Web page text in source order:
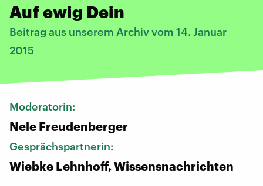
Auf ewig Dein
Beitrag aus unserem Archiv vom 14. Januar
2015
Moderatorin:
Nele Freudenberger
Gesprächspartnerin:
Wiebke Lehnhoff, Wissensnachrichten